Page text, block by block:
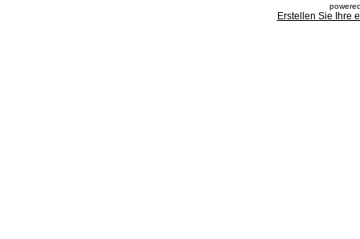
Erstellen Sie Ihre